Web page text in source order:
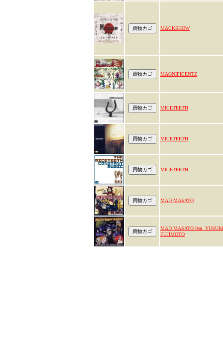
MACKSHOW
MAGNIFICENTZ
MICETEETH
MICETEETH
MICETEETH
MAD MASATO
MAD MASATO feat.
FUJIMOTO